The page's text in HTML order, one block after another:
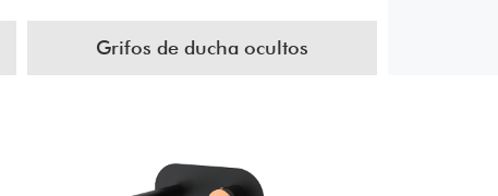
Grifos de ducha ocultos